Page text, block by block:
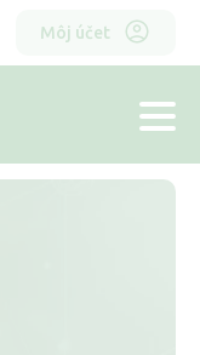
Horní
Môj účet